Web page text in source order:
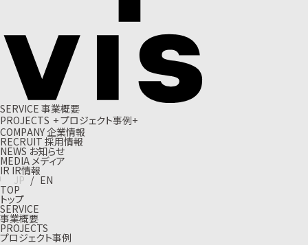
SERVICE 事業概要
PROJECTS +プロジェクト事例+
COMPANY企業情報
RECRUIT 採用情報
NEWS お知らせ
MEDIA メディア
IR IR情報
JP / EN
TOP
トップ
SERVICE
事業概要
PROJECTS
プロジェクト事例